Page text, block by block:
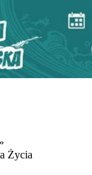
»
Życia